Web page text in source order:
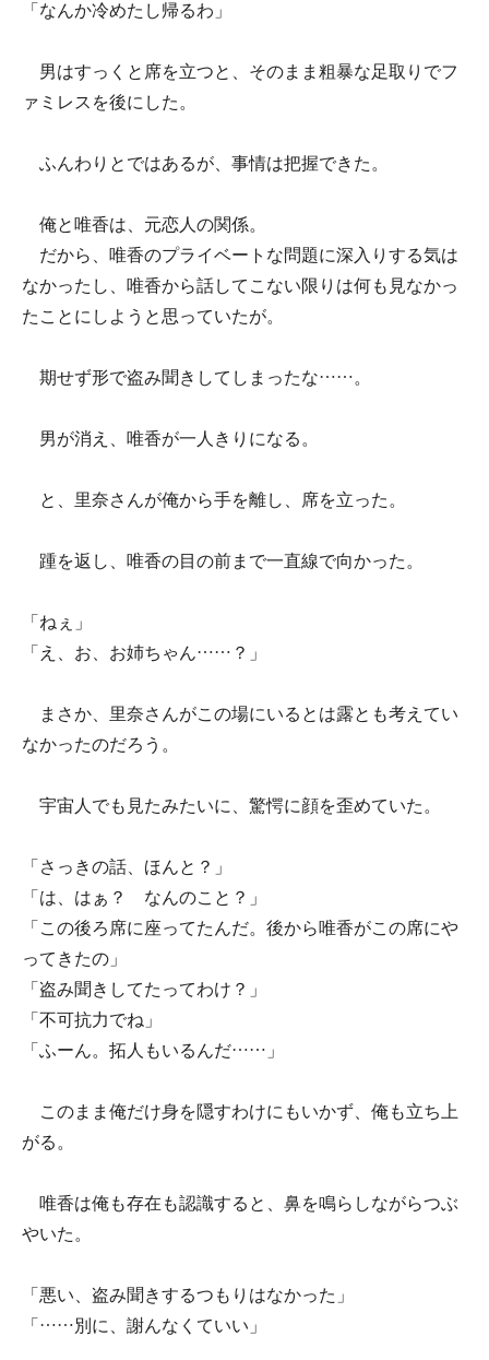
「なんか冷めたし帰るわ」
男はすっくと席を立つと、そのまま粗暴な足取りでフ
ァミレスを後にした。
ふんわりとではあるが、事情は把握できた。
俺と唯香は、元恋人の関係。
だから、唯香のプライベートな問題に深入りする気は
なかったし、唯香から話してこない限りは何も見なかっ
たことにしようと思っていたが。
期せず形で盗み聞きしてしまったな……。
男が消え、唯香が一人きりになる。
と、里奈さんが俺から手を離し、席を立った。
踵を返し、唯香の目の前まで一直線で向かった。
「ねぇ」
「え、お、お姉ちゃん……？」
まさか、里奈さんがこの場にいるとは露とも考えてい
なかったのだろう。
宇宙人でも見たみたいに、驚愕に顔を歪めていた。
「さっきの話、ほんと？」
「は、はぁ？ なんのこと？」
「この後ろ席に座ってたんだ。後から唯香がこの席にや
ってきたの」
「盗み聞きしてたってわけ？」
「不可抗力でね」
「ふーん。拓人もいるんだ……」
このまま俺だけ身を隠すわけにもいかず、俺も立ち上
がる。
唯香は俺も存在も認識すると、鼻を鳴らしながらつぶ
やいた。
「悪い、盗み聞きするつもりはなかった」
「……別に、謝んなくていい」